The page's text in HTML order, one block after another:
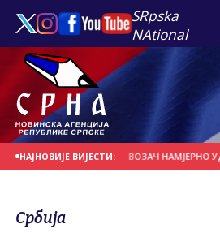
SRpska
NAtional
НАЈНОВИЈЕ ВИЈЕСТИ:
ДАНАШЊИ ДАН ВОЗАЧ НАМЈЕРНО
Србија